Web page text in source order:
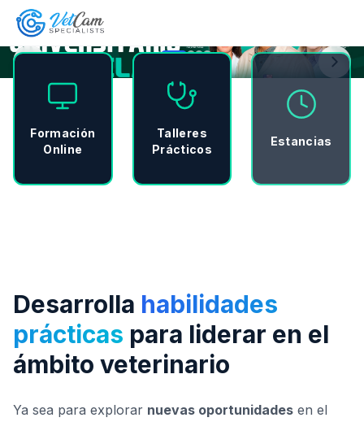
Formación
Online
Talleres
Prácticos
Estancias
Desarrolla habilidades
prácticas para liderar en el
ámbito veterinario
Ya sea para explorar nuevas oportunidades en el